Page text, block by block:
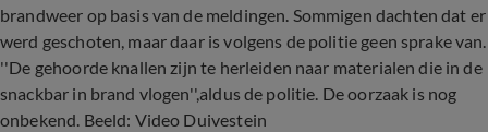
brandweer op basis van de meldingen. Sommigen dachten dat er
werd geschoten, maar daar is volgens de politie geen sprake van.
''De gehoorde knallen zijn te herleiden naar materialen die in de
snackbar in brand vlogen'',aldus de politie. De oorzaak is nog
onbekend. Beeld: Video Duivestein